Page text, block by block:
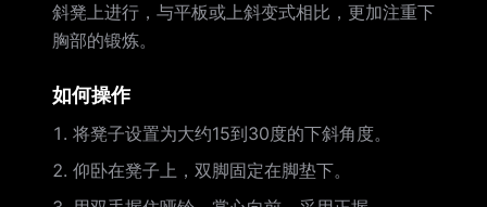
斜凳上进行，与平板或上斜变式相比，更加注重下
胸部的锻炼。
如何操作
将凳子设置为大约15到30度的下斜角度。
仰卧在凳子上，双脚固定在脚垫下。